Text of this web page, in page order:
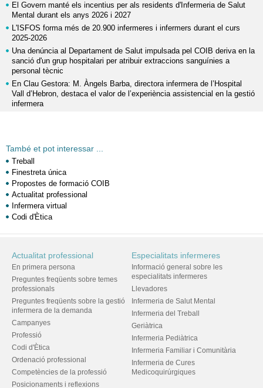
El Govern manté els incentius per als residents d'Infermeria de Salut
Mental durant els anys 2026 i 2027
L'ISFOS forma més de 20.900 infermeres i infermers durant el curs
2025-2026
Una denúncia al Departament de Salut impulsada pel COIB deriva en la
sanció d'un grup hospitalari per atribuir extraccions sanguínies a
personal tècnic
En Clau Gestora: M. Àngels Barba, directora infermera de l’Hospital
Vall d’Hebron, destaca el valor de l’experiència assistencial en la gestió
infermera
També et pot interessar ...
Treball
Finestreta única
Propostes de formació COIB
Actualitat professional
Infermera virtual
Codi d'Ètica
Actualitat professional
En primera persona
Preguntes freqüents sobre temes
professionals
Preguntes freqüents sobre la gestió
infermera de la demanda
Campanyes
Professió
Codi d'Ètica
Ordenació professional
Competències de la professió
Posicionaments i reflexions
Especialitats infermeres
Informació general sobre les
especialitats infermeres
Llevadores
Infermeria de Salut Mental
Infermeria del Treball
Geriàtrica
Infermeria Pediàtrica
Infermeria Familiar i Comunitària
Infermeria de Cures
Medicoquirúrgiques